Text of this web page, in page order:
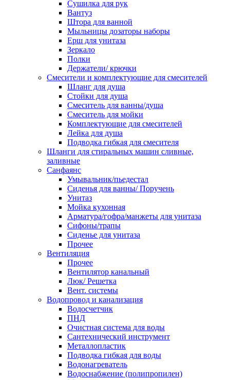
Сушилка для рук
Вантуз
Штора для ванной
Мыльницы дозаторы наборы
Ерш для унитаза
Зеркало
Полки
Держатели/ крючки
Смесители и комплектующие для смесителей
Шланг для душа
Стойки для душа
Смеситель для ванны/душа
Смеситель для мойки
Комплектующие для смесителей
Лейка для душа
Подводка гибкая для смесителя
Шланги для стиральных машин сливные,
заливные
Санфаянс
Умывальник/пьедестал
Сиденья для ванны/ Поручень
Унитаз
Мойка кухонная
Арматура/гофра/манжеты для унитаза
Сифоны/трапы
Сиденье для унитаза
Прочее
Вентиляция
Прочее
Вентилятор канальный
Люк/ Решетка
Вент. системы
Водопровод и канализация
Водосчетчик
ПНД
Очистная система для воды
Сантехнический инструмент
Металлопластик
Подводка гибкая для воды
Водонагреватель
Водоснабжение (полипропилен)